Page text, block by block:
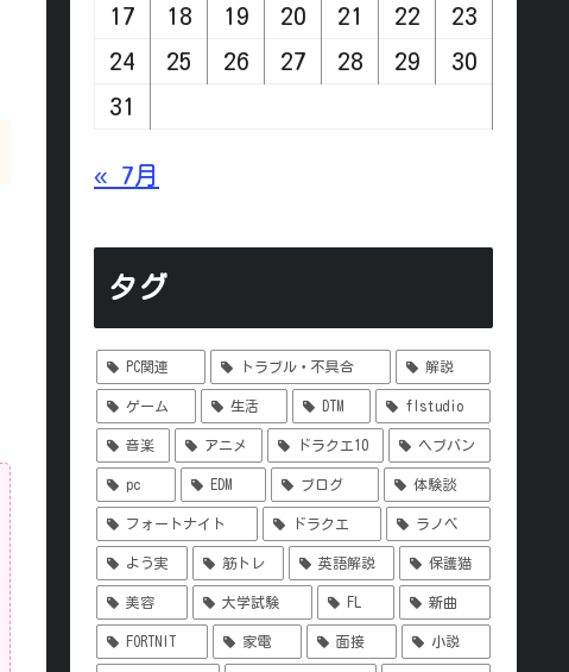
17
18 19 20 21 22
23
24
25 26 27 28 29
30
31
« 7月
タグ
PC関連 トラブル・不具合 解説
ゲーム 生活 DTM flstudio
音楽 アニメ ドラクエ10 ヘブバン
pc EDM ブログ 体験談
フォートナイト ドラクエ ラノベ
よう実 筋トレ 英語解説 保護猫
美容 大学試験 FL 新曲
FORTNIT 家電 面接 小説